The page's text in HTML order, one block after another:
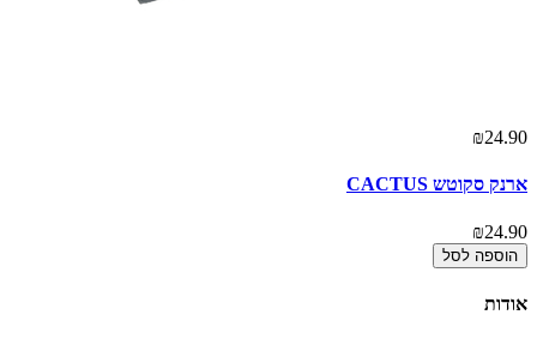
₪24.90
ארנק סקוטש CACTUS
₪24.90
הוספה לסל
אודות